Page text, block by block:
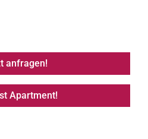
anfragen!
Apartment!